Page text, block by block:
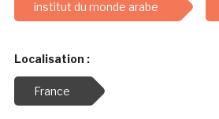
institut du monde arabe
Localisation :
France